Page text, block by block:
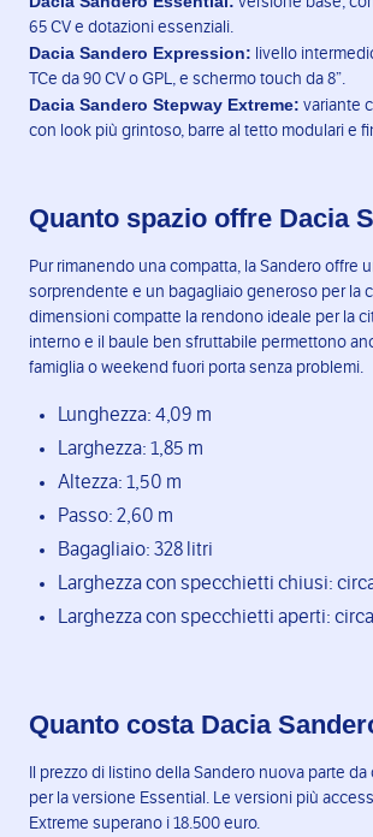
65 CV e dotazioni essenziali.
Dacia Sandero Expression: livello
TCe da 90 CV o GPL, e schermo touch da 8”.
Dacia Sandero Stepway Extreme: variante
con look più grintoso, barre al tetto modulari e
Quanto spazio offre Dacia
Pur rimanendo una compatta, la Sandero offre
sorprendente e un bagagliaio generoso per la
dimensioni compatte la rendono ideale per la
interno e il baule ben sfruttabile permettono
famiglia o weekend fuori porta senza problemi.
Lunghezza: 4,09 m
Larghezza: 1,85 m
Altezza: 1,50 m
Passo: 2,60 m
Bagagliaio: 328 litri
Larghezza con specchietti chiusi:
Larghezza con specchietti aperti:
Quanto costa Dacia
Il prezzo di listino della Sandero nuova parte da
per la versione Essential. Le versioni più
Extreme superano i 18.500 euro.